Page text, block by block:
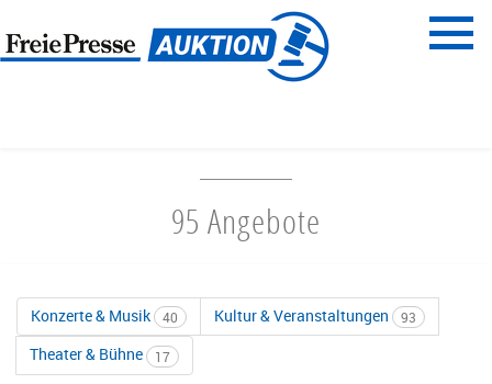
Menü
95 Angebote
Konzerte & Musik 40 Kultur & Veranstaltungen 93
Theater & Bühne 17